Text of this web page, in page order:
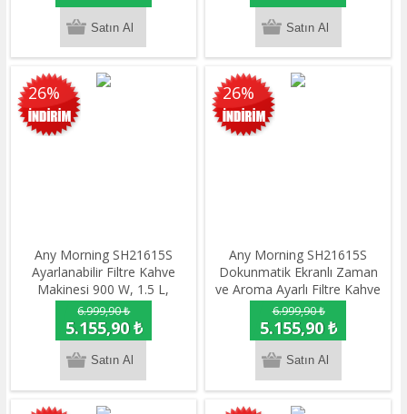
26%
Any Morning SH21615S
Ayarlanabilir Filtre Kahve
Makinesi 900 W, 1.5 L,
Dokunmatik LCD Ekranlı,
Demleme Yoğunluk Ayarlı
6.999,90 ₺
5.155,90 ₺
26%
Any Morning SH21615S
Dokunmatik Ekranlı Zaman
ve Aroma Ayarlı Filtre Kahve
Makinesi Bakır Rengi
6.999,90 ₺
5.155,90 ₺